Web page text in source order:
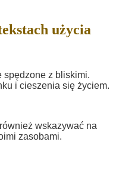
użycia
spędzone z bliskimi.
i cieszenia się życiem.
wskazywać na
zasobami.